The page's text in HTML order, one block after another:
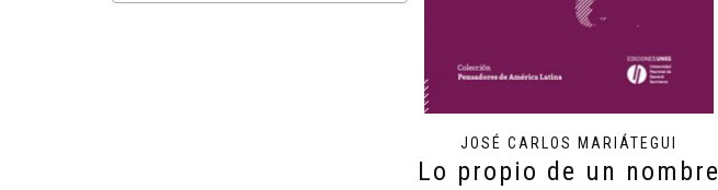
JOSÉ CARLOS MARIÁTEGUI
Lo propio de un nombre